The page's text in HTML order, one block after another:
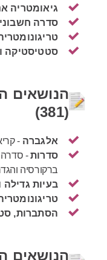
גיאומטריה
סדרה
סטטיסטיקה
(381)
אלגברה-
סדרות- סדרה
ברקורסיה
בעיות גדילה
הסתברות,